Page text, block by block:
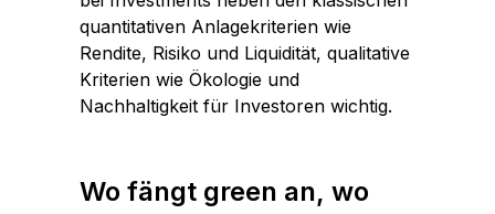
quantitativen Anlagekriterien wie
Rendite, Risiko und Liquidität, qualitative
Kriterien wie Ökologie und
Nachhaltigkeit für Investoren wichtig.
Wo fängt green an, wo